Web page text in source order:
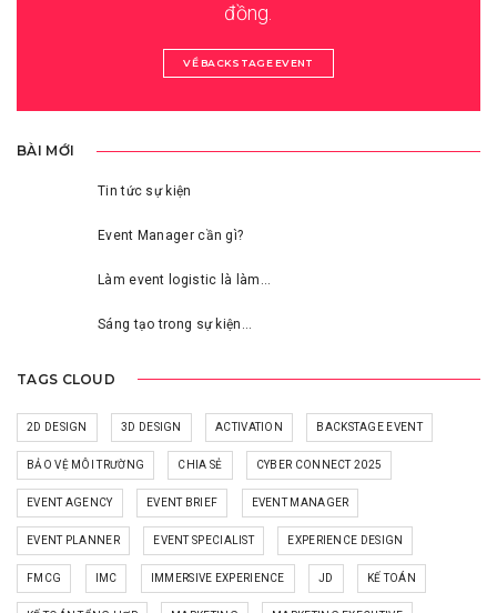
đồng.
VỀ BACKSTAGE EVENT
BÀI MỚI
Tin tức sự kiện
Event Manager cần gì?
Làm event logistic là làm…
Sáng tạo trong sự kiện…
TAGS CLOUD
2D DESIGN 3D DESIGN ACTIVATION BACKSTAGE EVENT
BẢO VỆ MÔI TRƯỜNG CHIA SẺ CYBER CONNECT 2025
EVENT AGENCY EVENT BRIEF EVENT MANAGER
EVENT PLANNER EVENT SPECIALIST EXPERIENCE DESIGN
FMCG IMC IMMERSIVE EXPERIENCE JD KẾ TOÁN